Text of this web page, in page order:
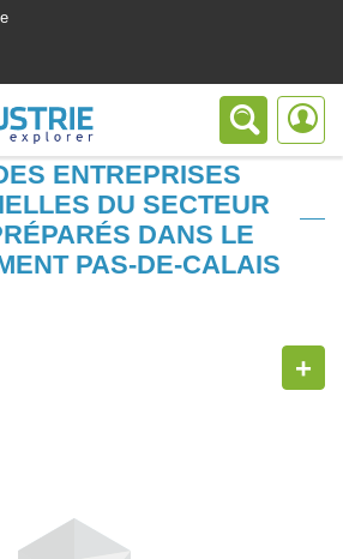
ENTREPRISES
DU SECTEUR
DANS LE
PAS-DE-CALAIS
+